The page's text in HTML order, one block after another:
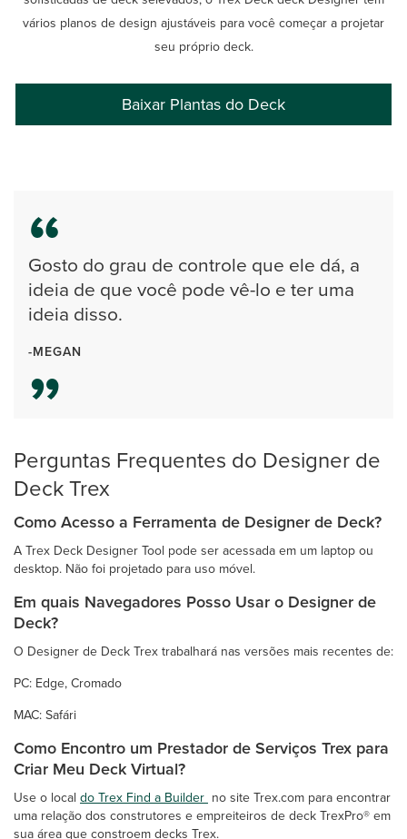
vários planos de design ajustáveis para você começar a projetar
seu próprio deck.
Baixar Plantas do Deck
Gosto do grau de controle que ele dá, a
ideia de que você pode vê-lo e ter uma
ideia disso.
-MEGAN
Perguntas Frequentes do Designer de
Deck Trex
Como Acesso a Ferramenta de Designer de Deck?
A Trex Deck Designer Tool pode ser acessada em um laptop ou
desktop. Não foi projetado para uso móvel.
Em quais Navegadores Posso Usar o Designer de
Deck?
O Designer de Deck Trex trabalhará nas versões mais recentes de:
PC: Edge, Cromado
MAC: Safári
Como Encontro um Prestador de Serviços Trex para
Criar Meu Deck Virtual?
Use o local do Trex Find a Builder no site Trex.com para encontrar
uma relação dos construtores e empreiteiros de deck TrexPro® em
sua área que constroem decks Trex.